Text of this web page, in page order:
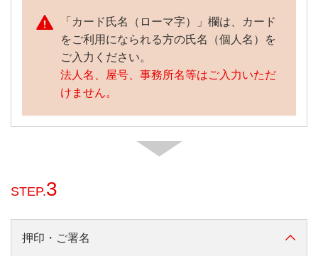
汚損・破損等
（店頭窓口での
※2023年9月26日
「カード氏名（ローマ字）」欄は、カード
をご利用になられる方の氏名（個人名）を
ご入力ください。
法人名、屋号、事務所名等はご入力いただ
けません。
STEP.3
押印・ご署名